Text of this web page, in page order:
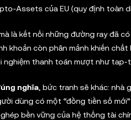
Assets của EU (quy định toàn
là kết nối những đường ray đã
khoản còn phân mảnh khiến
nghiệm thanh toán mượt như tap-
nghĩa, bức tranh sẽ khác: nhà
dùng có một “đồng tiền số
bền vững của hệ thống tài